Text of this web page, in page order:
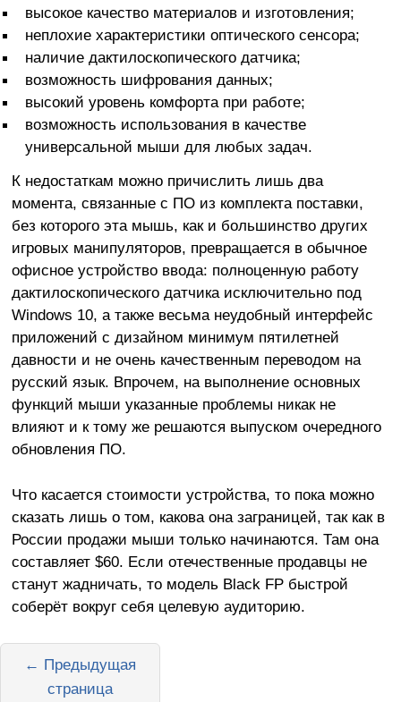
высокое качество материалов и изготовления;
неплохие характеристики оптического сенсора;
наличие дактилоскопического датчика;
возможность шифрования данных;
высокий уровень комфорта при работе;
возможность использования в качестве
универсальной мыши для любых задач.
К недостаткам можно причислить лишь два
момента, связанные с ПО из комплекта поставки,
без которого эта мышь, как и большинство других
игровых манипуляторов, превращается в обычное
офисное устройство ввода: полноценную работу
дактилоскопического датчика исключительно под
Windows 10, а также весьма неудобный интерфейс
приложений с дизайном минимум пятилетней
давности и не очень качественным переводом на
русский язык. Впрочем, на выполнение основных
функций мыши указанные проблемы никак не
влияют и к тому же решаются выпуском очередного
обновления ПО.
Что касается стоимости устройства, то пока можно
сказать лишь о том, какова она заграницей, так как в
России продажи мыши только начинаются. Там она
составляет $60. Если отечественные продавцы не
станут жадничать, то модель Black FP быстрой
соберёт вокруг себя целевую аудиторию.
← Предыдущая
страница